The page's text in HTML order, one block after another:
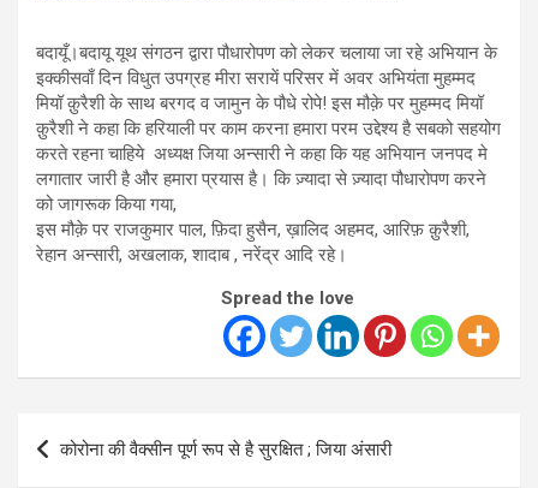
बदायूँ।बदायू यूथ संगठन द्वारा पौधारोपण को लेकर चलाया जा रहे अभियान के
इक्कीसवाँ दिन विधुत उपग्रह मीरा सरायें परिसर में अवर अभियंता मुहम्मद
मियॉ क़ुरैशी के साथ बरगद व जामुन के पौधे रोपे! इस मौक़े पर मुहम्मद मियॉ
क़ुरैशी ने कहा कि हरियाली पर काम करना हमारा परम उद्देश्य है सबको सहयोग
करते रहना चाहिये अध्यक्ष जिया अन्सारी ने कहा कि यह अभियान जनपद मे
लगातार जारी है और हमारा प्रयास है। कि ज़्यादा से ज़्यादा पौधारोपण करने
को जागरूक किया गया,
इस मौक़े पर राजकुमार पाल, फ़िदा हुसैन, ख़ालिद अहमद, आरिफ़ क़ुरैशी,
रेहान अन्सारी, अखलाक, शादाब , नरेंद्र आदि रहे।
Spread the love
Post
navigation
कोरोना की वैक्सीन पूर्ण रूप से है सुरक्षित ; जिया अंसारी